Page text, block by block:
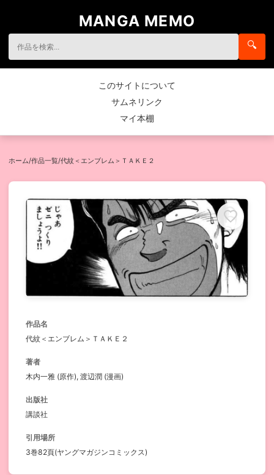
MANGA MEMO
🔍
このサイトについて
サムネリンク
マイ本棚
ホーム/作品一覧/代紋＜エンブレム＞ＴＡＫＥ２
作品名
代紋＜エンブレム＞ＴＡＫＥ２
著者
木内一雅 (原作), 渡辺潤 (漫画)
出版社
講談社
引用場所
3巻82頁(ヤングマガジンコミックス)